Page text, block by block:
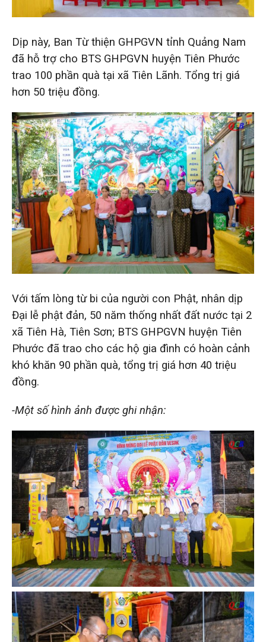
Dịp này, Ban Từ thiện GHPGVN tỉnh Quảng Nam
đã hỗ trợ cho BTS GHPGVN huyện Tiên Phước
trao 100 phần quà tại xã Tiên Lãnh. Tổng trị giá
hơn 50 triệu đồng.
Với tấm lòng từ bi của người con Phật, nhân dịp
Đại lễ phật đản, 50 năm thống nhất đất nước tại 2
xã Tiên Hà, Tiên Sơn; BTS GHPGVN huyện Tiên
Phước đã trao cho các hộ gia đình có hoàn cảnh
khó khăn 90 phần quà, tổng trị giá hơn 40 triệu
đồng.
-Một số hình ảnh được ghi nhận: